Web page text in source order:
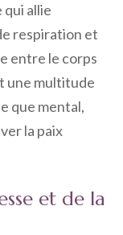
allie
respiration et
entre le corps
une multitude
que mental,
la paix
et de la